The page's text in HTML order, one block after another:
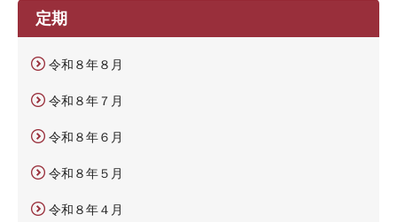
定期
令和８年８月
令和８年７月
令和８年６月
令和８年５月
令和８年４月